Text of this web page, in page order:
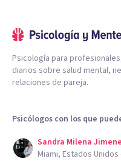
Psicología para
diarios sobre salud mental,
relaciones de pareja.
Psicólogos con los que
Sandra Milena
Miami, Estados